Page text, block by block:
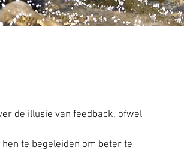
de illusie van feedback, ofwel
te begeleiden om beter te